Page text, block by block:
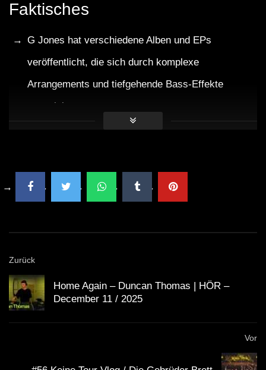
Faktisches
G Jones hat verschiedene Alben und EPs
veröffentlicht, die sich durch komplexe
Arrangements und tiefgehende Bass-Effekte
auszeichnen.
kombinieren.
London, der eine Vielzahl von Musikrichtungen und
Künstlern präsentiert.
SYN LDN hat sich als Plattform etabliert, die
aufstrebende DJs und innovative Musikformate
Die Kombination von G Jones und Eprom in einem
Zurück
Home Again – Duncan Thomas | HÖR –
December 11 / 2025
Vor